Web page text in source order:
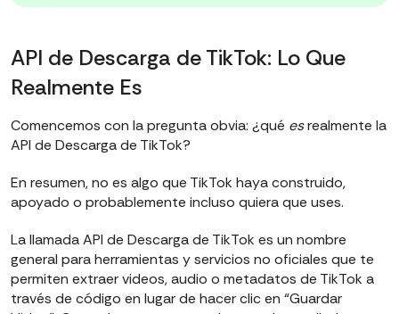
API de Descarga de TikTok: Lo Que
Realmente Es
Comencemos con la pregunta obvia: ¿qué esrealmente la
API de Descarga de TikTok?
En resumen, no es algo que TikTok haya construido,
apoyado o probablemente incluso quiera que uses.
La llamada API de Descarga de TikTok es un nombre
general para herramientas y servicios no oficiales que te
permiten extraer videos, audio o metadatos de TikTok a
través de código en lugar de hacer clic en “Guardar